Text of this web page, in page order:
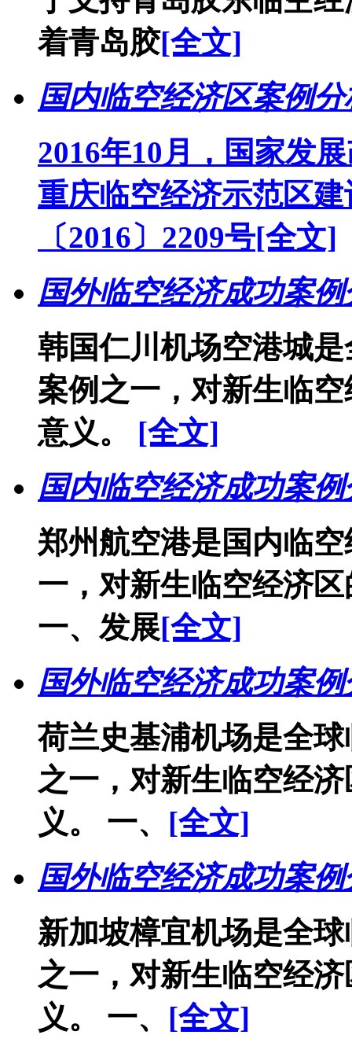
着青岛胶[全文]
国内临空经济区案例
2016年10月，国家发
重庆临空经济示范区
〔2016〕2209号[全文]
国外临空经济成功案
韩国仁川机场空港城
案例之一，对新生临
意义。 [全文]
国内临空经济成功案
郑州航空港是国内临
一，对新生临空经济
一、发展[全文]
国外临空经济成功案
荷兰史基浦机场是全
之一，对新生临空经
义。 一、 [全文]
国外临空经济成功案
新加坡樟宜机场是全
之一，对新生临空经
义。 一、 [全文]